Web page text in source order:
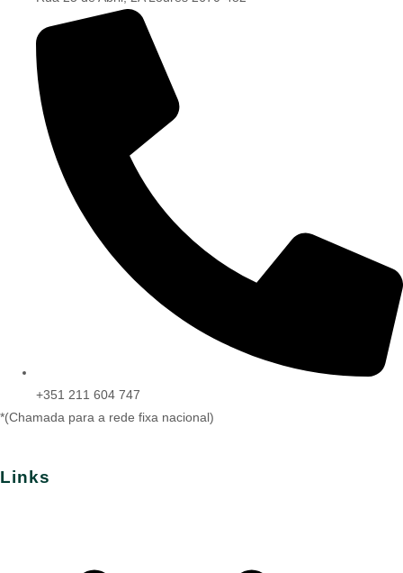
+351 211 604 747
*(Chamada para a rede fixa nacional)
Links